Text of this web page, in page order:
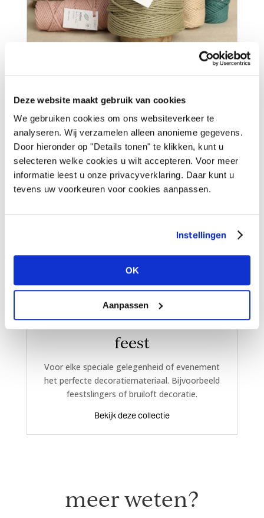
Deze website maakt gebruik van cookies
We gebruiken cookies om ons websiteverkeer te
analyseren. Wij verzamelen alleen anonieme gegevens.
Door hieronder op "Details tonen" te klikken, kunt u
selecteren welke cookies u wilt accepteren. Voor meer
informatie leest u onze privacyverklaring. Daar kunt u
tevens uw voorkeuren voor cookies aanpassen.
Instellingen
OK
Aanpassen
basics
Ontdek onze basis tafelaankleding, inpakpapier,
verpakkingen, lint en koord zoals double face
satijn, organza, jute koord en raffia.
Bekijk deze collectie
feest
Voor elke speciale gelegenheid of evenement
het perfecte decoratiemateriaal. Bijvoorbeeld
feestslingers of bruiloft decoratie.
Bekijk deze collectie
meer weten?